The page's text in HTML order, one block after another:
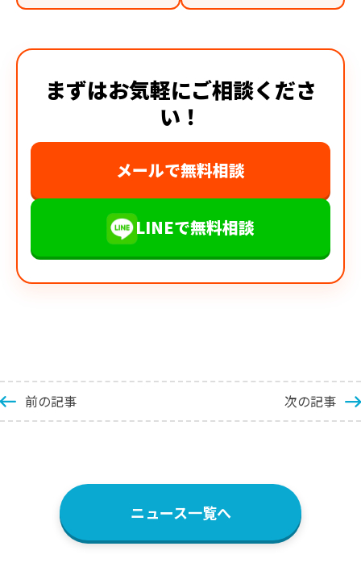
まずはお気軽にご相談くださ
い！
メールで無料相談
LINEで無料相談
前の記事 次の記事
ニュース一覧へ